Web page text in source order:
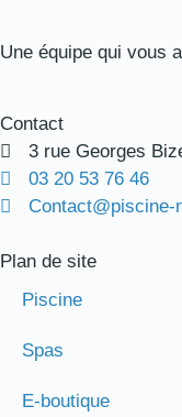
Une équipe qui vous
Contact
3 rue Georges
03 20 53 76 46
Contact@piscine-
Plan de site
Piscine
Spas
E-boutique